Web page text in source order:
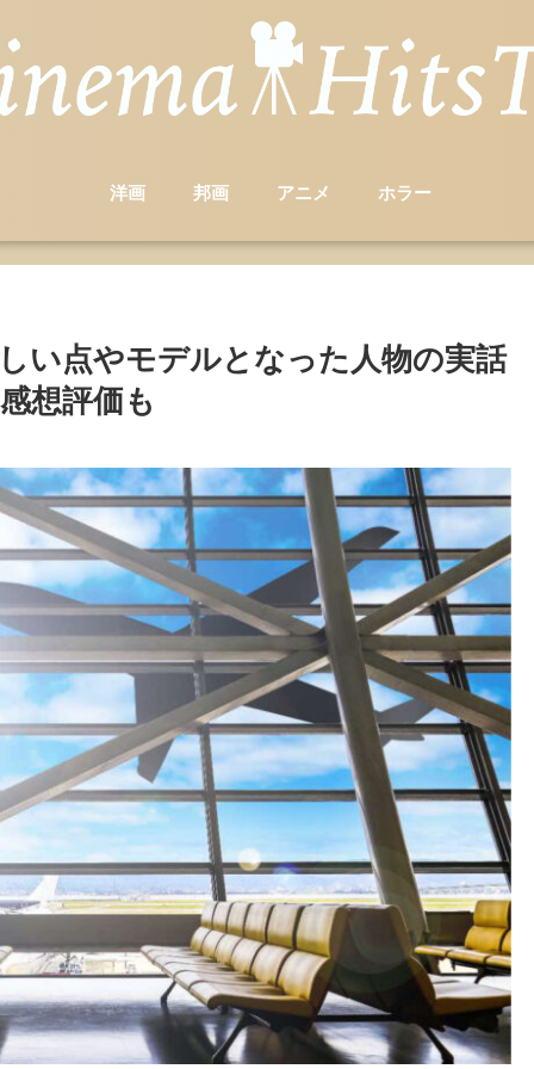
洋画 邦画 アニメ ホラー
い点やモデルとなった人物の実話
想評価も